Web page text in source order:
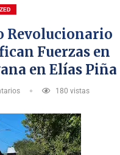
Revolucionario
Fuerzas en
en Elías Piña
180 vistas